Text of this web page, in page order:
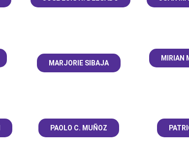
MARJORIE SIBAJA
MIRIAN
PAOLO C. MUÑOZ